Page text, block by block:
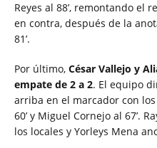
Reyes al 88’, remontando el
en contra, después de la
81’.
Por último, César Vallejo y
empate de 2 a 2. El equipo
arriba en el marcador con
60’ y Miguel Cornejo al 67’.
los locales y Yorleys Mena